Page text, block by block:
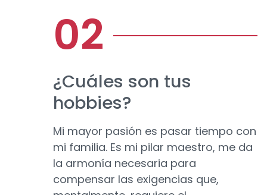
¿Cuáles son tus
hobbies?
Mi mayor pasión es pasar tiempo con
mi familia. Es mi pilar maestro, me da
la armonía necesaria para
compensar las exigencias que,